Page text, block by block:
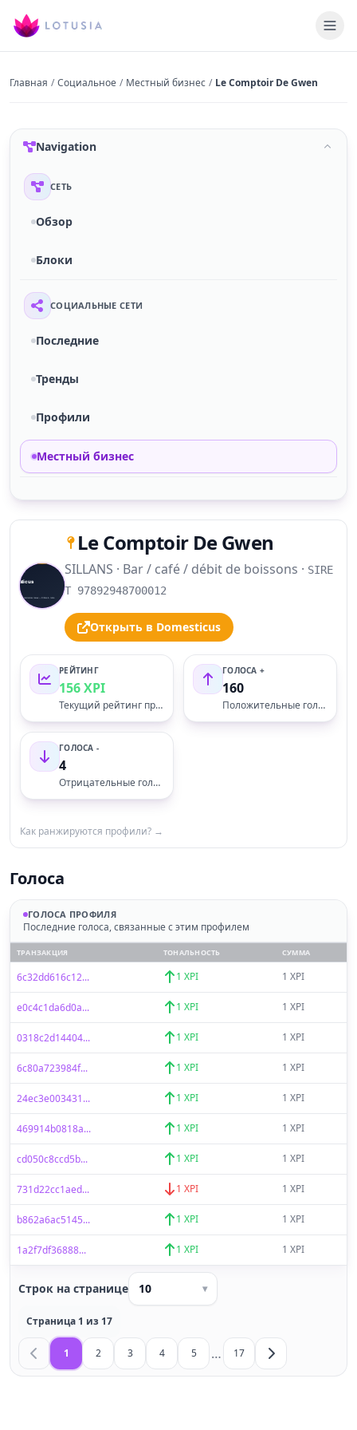
Главная / Социальное / Местный бизнес / Le Comptoir De Gwen
Navigation
СЕТЬ
Обзор
Блоки
СОЦИАЛЬНЫЕ СЕТИ
Последние
Тренды
Профили
Местный бизнес
Le Comptoir De Gwen
SILLANS · Bar / café / débit de boissons · SIRE
T 97892948700012
Открыть в Domesticus
РЕЙТИНГ
156 XPI
Текущий рейтинг профиля
ГОЛОСА +
160
Положительные голоса
ГОЛОСА -
4
Отрицательные голоса
Как ранжируются профили? →
Голоса
ГОЛОСА ПРОФИЛЯ
Последние голоса, связанные с этим профилем
ТРАНЗАКЦИЯ ТОНАЛЬНОСТЬ СУММА
6c32dd616c12... 1 XPI 1 XPI
e0c4c1da6d0a... 1 XPI 1 XPI
0318c2d14404... 1 XPI 1 XPI
6c80a723984f... 1 XPI 1 XPI
24ec3e003431... 1 XPI 1 XPI
469914b0818a... 1 XPI 1 XPI
cd050c8ccd5b... 1 XPI 1 XPI
731d22cc1aed... 1 XPI 1 XPI
b862a6ac5145... 1 XPI 1 XPI
1a2f7df36888... 1 XPI 1 XPI
Строк на странице 10 ▾
Страница 1 из 17
1 2 3 4 5 … 17